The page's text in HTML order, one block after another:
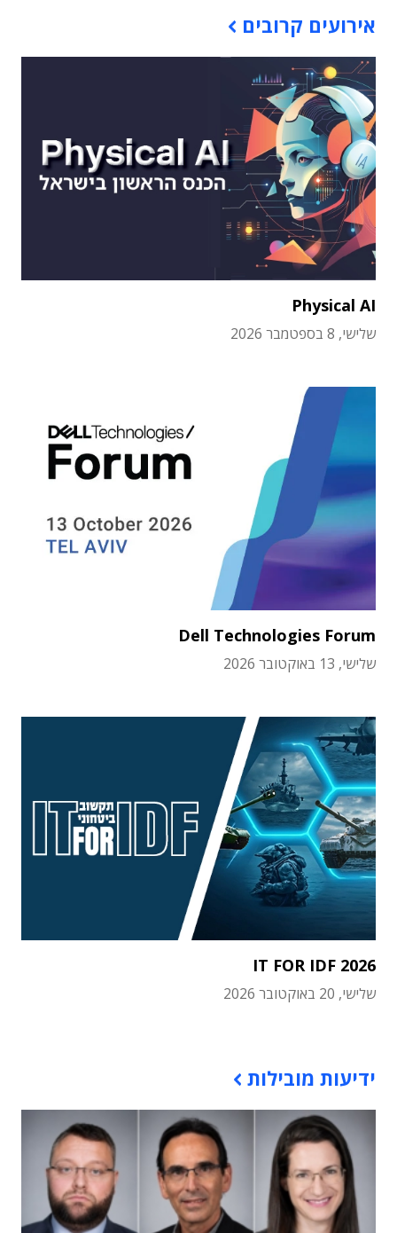
אירועים קרובים
Physical AI
שלישי, 8 בספטמבר 2026
Dell Technologies Forum
שלישי, 13 באוקטובר 2026
IT FOR IDF 2026
שלישי, 20 באוקטובר 2026
ידיעות מובילות